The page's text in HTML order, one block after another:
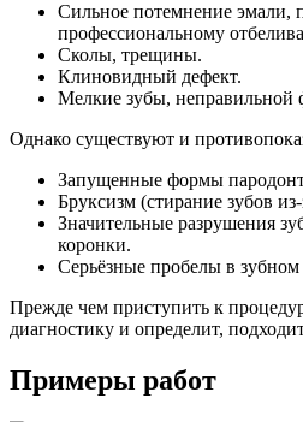
Сильное потемнение эмали,
профессиональному
Сколы, трещины.
Клиновидный дефект.
Мелкие зубы,
Однако существуют и
Запущенные формы
Бруксизм (стирание зубов
Значительные разрушения
коронки.
Серьёзные пробелы в зубном
Прежде чем приступить к
диагностику и определит,
Примеры работ